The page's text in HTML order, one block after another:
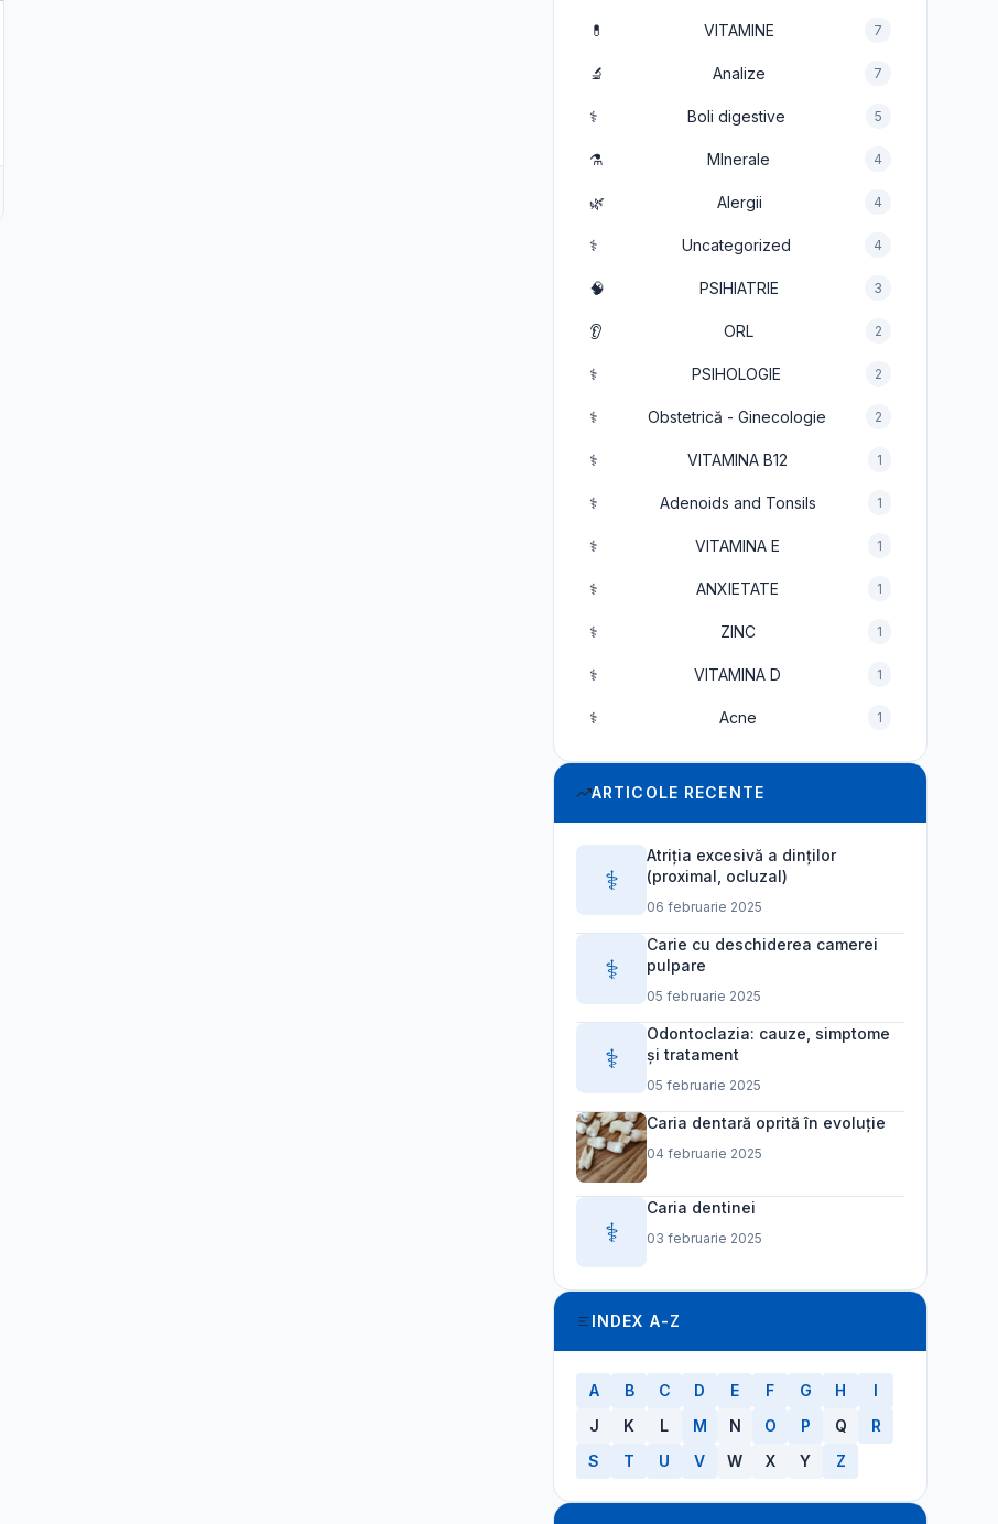
💊 VITAMINE 7
🔬 Analize 7
⚕️ Boli digestive 5
⚗️ MInerale 4
🌿 Alergii 4
⚕️ Uncategorized 4
🧠 PSIHIATRIE 3
👂 ORL 2
⚕️ PSIHOLOGIE 2
⚕️ Obstetrică - Ginecologie 2
⚕️ VITAMINA B12 1
⚕️ Adenoids and Tonsils 1
⚕️ VITAMINA E 1
⚕️ ANXIETATE 1
⚕️ ZINC 1
⚕️ VITAMINA D 1
⚕️ Acne 1
ARTICOLE RECENTE
⚕️
Atriția excesivă a dinților
(proximal, ocluzal)
06 februarie 2025
⚕️
Carie cu deschiderea camerei
pulpare
05 februarie 2025
⚕️
Odontoclazia: cauze, simptome
și tratament
05 februarie 2025
Caria dentară oprită în evoluție
04 februarie 2025
⚕️
Caria dentinei
03 februarie 2025
INDEX A-Z
A B C D E F G H
I
J
K L M N O P Q
R
S
T U V W X Y Z